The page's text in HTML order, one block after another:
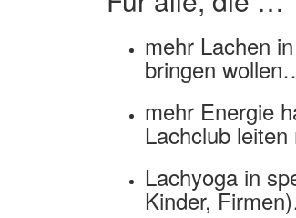
mehr Lachen
bringen
mehr Energie
Lachclub
Lachyoga in
Kinder,